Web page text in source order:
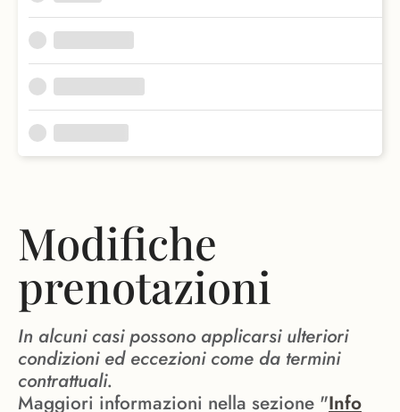
Modifiche
prenotazioni
In alcuni casi possono applicarsi ulteriori
condizioni ed eccezioni come da termini
contrattuali.
Maggiori informazioni nella sezione "Info